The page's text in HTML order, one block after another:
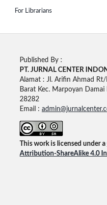
For Librarians
Published By :
PT. JURNAL CENTER
Alamat : Jl. Arifin Ahmad
Barat Kec. Marpoyan Damai
28282
Email :
This work is licensed under a
Attribution-ShareAlike 4.0